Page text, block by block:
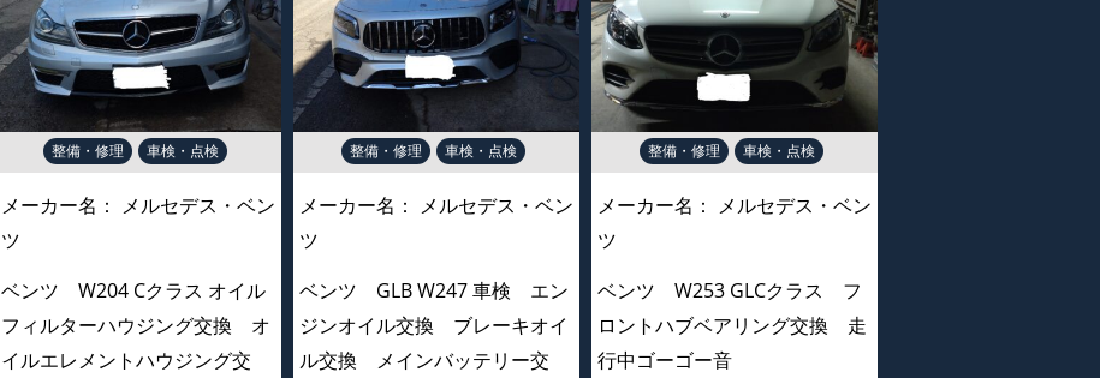
整備・修理 車検・点検
メーカー名： メルセデス・ベン
ツ
ベンツ W204 Cクラス オイル
フィルターハウジング交換 オ
イルエレメントハウジング交
整備・修理 車検・点検
メーカー名： メルセデス・ベン
ツ
ベンツ GLB W247 車検 エン
ジンオイル交換 ブレーキオイ
ル交換 メインバッテリー交
整備・修理 車検・点検
メーカー名： メルセデス・ベン
ツ
ベンツ W253 GLCクラス フ
ロントハブベアリング交換 走
行中ゴーゴー音